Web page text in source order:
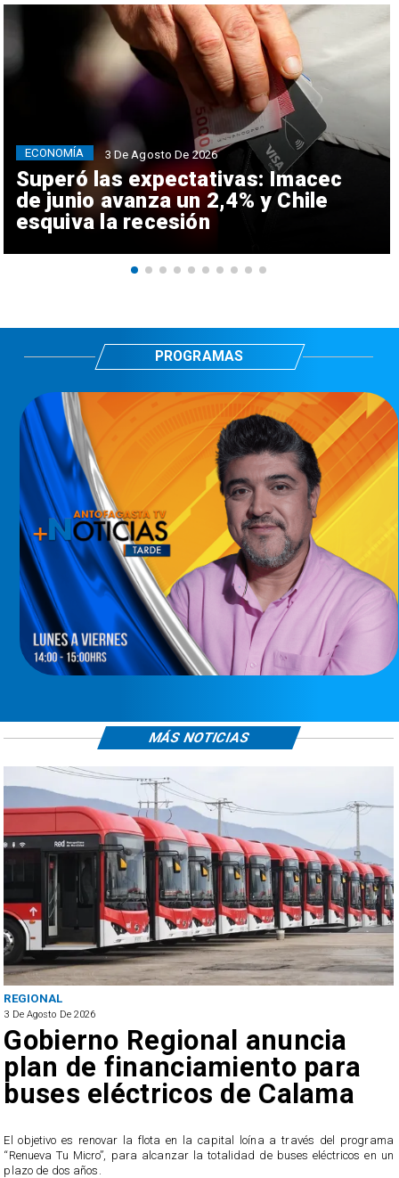
Superó las expectativas: Imacec
de junio avanza un 2,4% y Chile
esquiva la recesión
ECONOMÍA 3 De Agosto De 2026
PROGRAMAS
POLICIAL
3 De Agosto De 2026
Cinco detenidos: Desarticulan
tres puntos de venta de
drogas en Antofagasta
Los procedimientos terminaron con la incautación de más de 1,2 kilos de
drogas, correspondientes a pasta base de cocaína, marihuana y
clorhidrato de cocaína.
MÁS NOTICIAS